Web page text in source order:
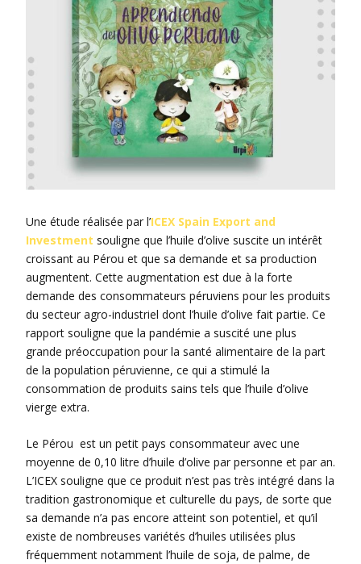
Une étude réalisée par l’ICEX Spain Export and
Investment souligne que l’huile d’olive suscite un intérêt
croissant au Pérou et que sa demande et sa production
augmentent. Cette augmentation est due à la forte
demande des consommateurs péruviens pour les produits
du secteur agro-industriel dont l’huile d’olive fait partie. Ce
rapport souligne que la pandémie a suscité une plus
grande préoccupation pour la santé alimentaire de la part
de la population péruvienne, ce qui a stimulé la
consommation de produits sains tels que l’huile d’olive
vierge extra.
Le Pérou est un petit pays consommateur avec une
moyenne de 0,10 litre d’huile d’olive par personne et par an.
L’ICEX souligne que ce produit n’est pas très intégré dans la
tradition gastronomique et culturelle du pays, de sorte que
sa demande n’a pas encore atteint son potentiel, et qu’il
existe de nombreuses variétés d’huiles utilisées plus
fréquemment notamment l’huile de soja, de palme, de